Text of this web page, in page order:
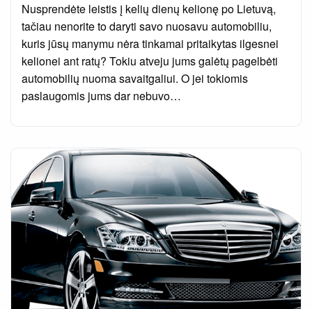
Nusprendėte leistis į kelių dienų kelionę po Lietuvą,
tačiau nenorite to daryti savo nuosavu automobiliu,
kuris jūsų manymu nėra tinkamai pritaikytas ilgesnei
kelionei ant ratų? Tokiu atveju jums galėtų pagelbėti
automobilių nuoma savaitgaliui. O jei tokiomis
paslaugomis jums dar nebuvo…